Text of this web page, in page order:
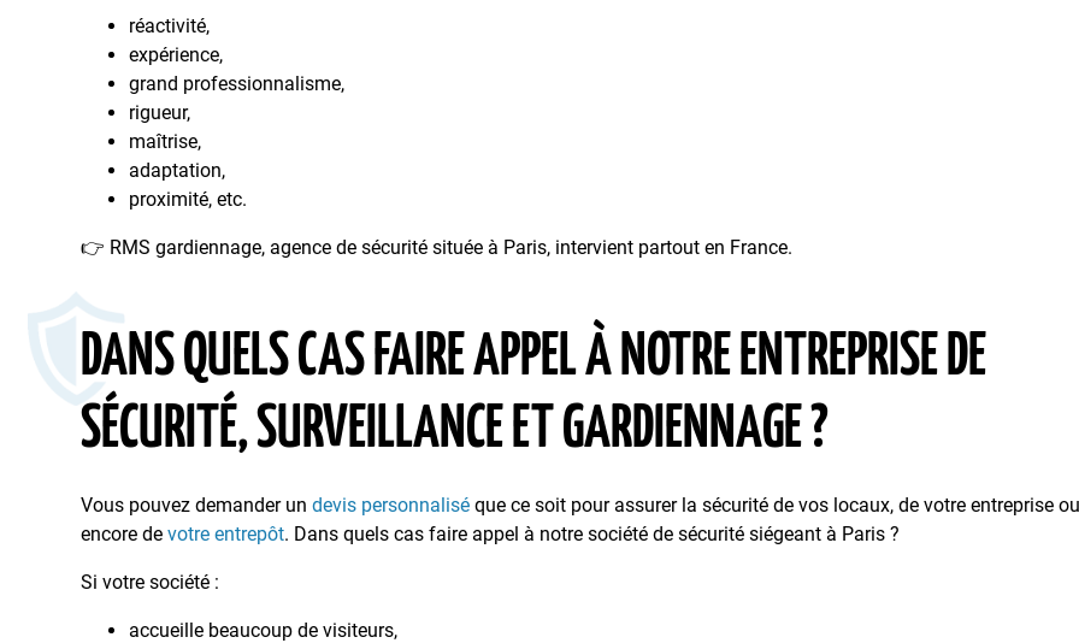
réactivité,
expérience,
grand professionnalisme,
rigueur,
maîtrise,
adaptation,
proximité, etc.
👉 RMS gardiennage, agence de sécurité située à Paris, intervient partout en France.
DANS QUELS CAS FAIRE APPEL À NOTRE ENTREPRISE DE
SÉCURITÉ, SURVEILLANCE ET GARDIENNAGE ?
Vous pouvez demander undevis personnalisé que ce soit pour assurer la sécurité de vos locaux, de votre entreprise
encore de votre entrepôt. Dans quels cas faire appel à notre société de sécurité siégeant à Paris ?
Si votre société :
accueille beaucoup de visiteurs,